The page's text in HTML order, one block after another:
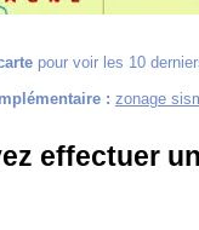
pour voir les 10
: zonage
effectuer